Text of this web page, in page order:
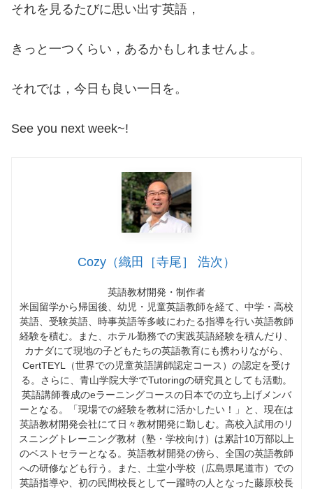
それを見るたびに思い出す英語，
きっと一つくらい，あるかもしれませんよ。
それでは，今日も良い一日を。
See you next week~!
Cozy（織田［寺尾］ 浩次）
英語教材開発・制作者
米国留学から帰国後、幼児・児童英語教師を経て、中学・高校
英語、受験英語、時事英語等多岐にわたる指導を行い英語教師
経験を積む。また、ホテル勤務での実践英語経験を積んだり、
カナダにて現地の子どもたちの英語教育にも携わりながら、
CertTEYL（世界での児童英語講師認定コース）の認定を受け
る。さらに、青山学院大学でTutoringの研究員としても活動。
英語講師養成のeラーニングコースの日本での立ち上げメンバ
ーとなる。「現場での経験を教材に活かしたい！」と、現在は
英語教材開発会社にて日々教材開発に勤しむ。高校入試用のリ
スニングトレーニング教材（塾・学校向け）は累計10万部以上
のベストセラーとなる。英語教材開発の傍ら、全国の英語教師
への研修なども行う。また、土堂小学校（広島県尾道市）での
英語指導や、初の民間校長として一躍時の人となった藤原校長